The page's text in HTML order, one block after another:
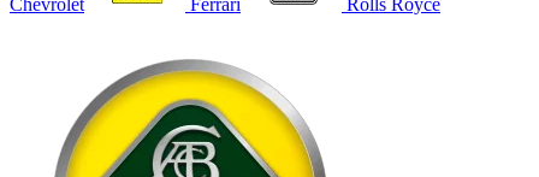
Chevrolet Ferrari Rolls Royce